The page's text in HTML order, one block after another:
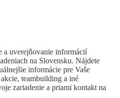
a uverejňovanie informácií
na Slovensku. Nájdete
informácie pre Vaše
teambuilding a iné
zariadenie a priami kontakt na